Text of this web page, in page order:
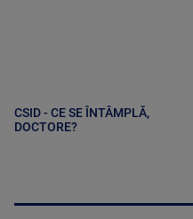
CSID - CE SE ÎNTÂMPLĂ,
DOCTORE?